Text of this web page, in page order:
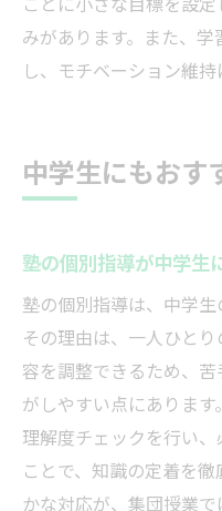
みがあります。また、
し、モチベーション維持
中学生にもおす
塾の個別指導が中学生
塾の個別指導は、中学生
その理由は、一人ひと
容を調整できるため、
がしやすい点にありま
理解度チェックを行い
ことで、知識の定着を
かな対応が、集団授業